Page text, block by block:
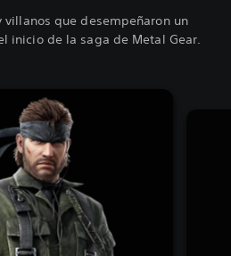
villanos que desempeñaron un
inicio de la saga de Metal Gear.